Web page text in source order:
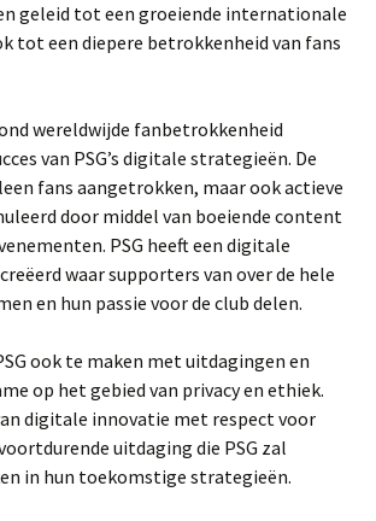
geleid tot een groeiende internationale
tot een diepere betrokkenheid van fans
wereldwijde fanbetrokkenheid
van PSG’s digitale strategieën. De
fans aangetrokken, maar ook actieve
door middel van boeiende content
PSG heeft een digitale
waar supporters van over de hele
en hun passie voor de club delen.
ook te maken met uitdagingen en
op het gebied van privacy en ethiek.
digitale innovatie met respect voor
uitdaging die PSG zal
in hun toekomstige strategieën.